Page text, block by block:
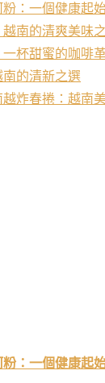
：一個健康起
南的清爽美味
杯甜蜜的咖啡
的清新之選
炸春捲：越南
：一個健康起